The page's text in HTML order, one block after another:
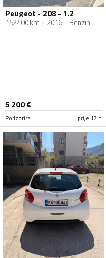
Peugeot - 208 - 1.2
152400 km 2016 Benzin
5 200€
Podgorica prije 17 h